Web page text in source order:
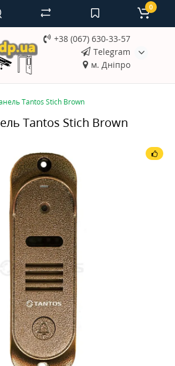
+38 (067) 630-33-57
Telegram
м. Дніпро
0
Tantos Stich Brown
Tantos Stich Brown